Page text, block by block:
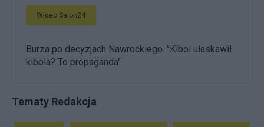
Wideo Salon24
Burza po decyzjach Nawrockiego. "Kibol ułaskawił
kibola? To propaganda"
Tematy Redakcja